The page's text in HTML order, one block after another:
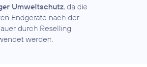
Umweltschutz, da die
Endgeräte nach der
durch Reselling
werden.